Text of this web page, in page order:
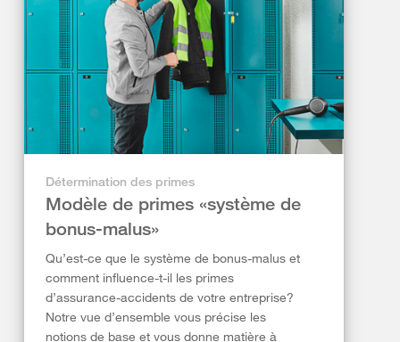
Détermination des primes
Modèle de primes «système de
bonus-malus»
Qu’est-ce que le système de bonus-malus et
comment influence-t-il les primes
d’assurance-accidents de votre entreprise?
Notre vue d’ensemble vous précise les
notions de base et vous donne matière à